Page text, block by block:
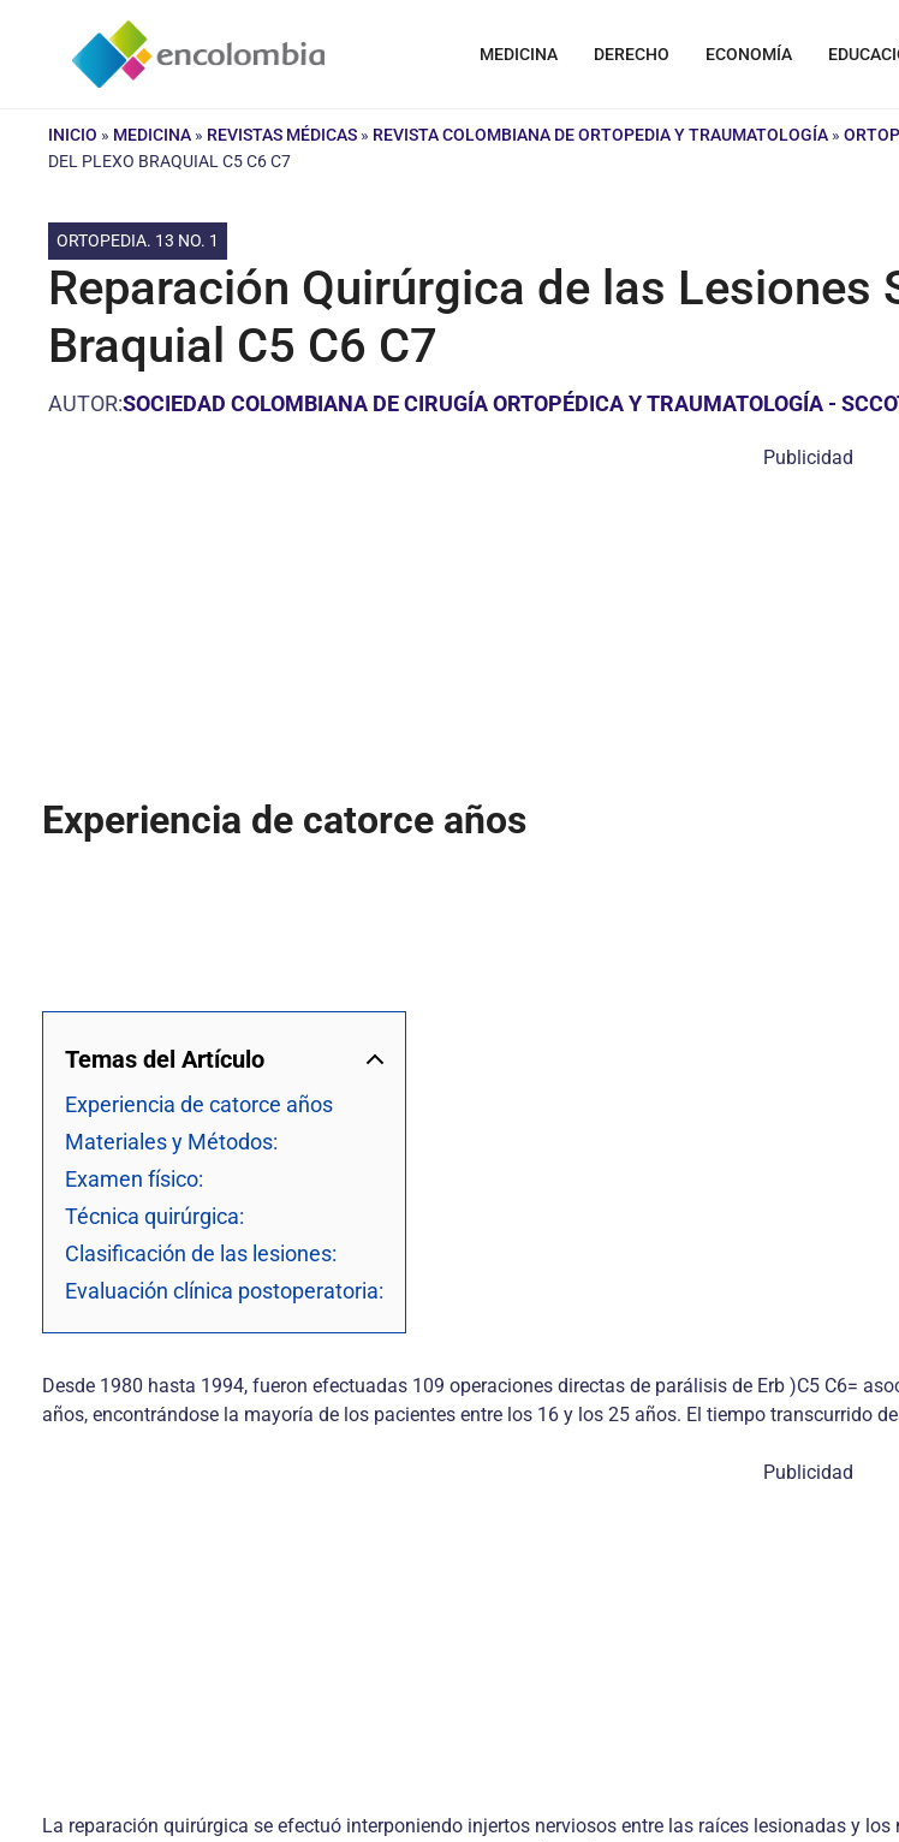
contenido
MEDICINA DERECHO ECONOMÍA
INICIO » MEDICINA » REVISTAS MÉDICAS » REVISTA COLOMBIANA DE ORTOPEDIA Y TRAUMATOLOGÍA »
DEL PLEXO BRAQUIAL C5 C6 C7
ORTOPEDIA. 13 NO. 1
Reparación Quirúrgica de las Lesiones
Braquial C5 C6 C7
AUTOR:SOCIEDAD COLOMBIANA DE CIRUGÍA ORTOPÉDICA Y TRAUMATOLOGÍA -
Publicidad
Experiencia de catorce años
Temas del Artículo
Experiencia de catorce años
Materiales y Métodos:
Examen físico:
Técnica quirúrgica:
Clasificación de las lesiones:
Evaluación clínica postoperatoria:
Desde 1980 hasta 1994, fueron efectuadas 109 operaciones directas de parálisis de Erb )C5 C6=
años, encontrándose la mayoría de los pacientes entre los 16 y los 25 años. El tiempo transcurrido
Publicidad
La reparación quirúrgica se efectuó interponiendo injertos nerviosos entre las raíces lesionadas y